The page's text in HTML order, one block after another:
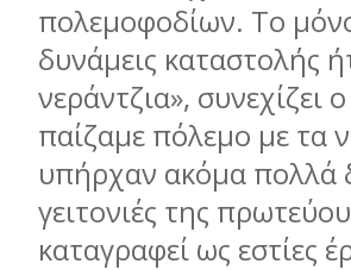
πολεμοφοδίων. Το
δυνάμεις καταστολής
νεράντζια», συνεχίζει ο
παίζαμε πόλεμο με τα
υπήρχαν ακόμα πολλά
γειτονιές της
καταγραφεί ως εστίες